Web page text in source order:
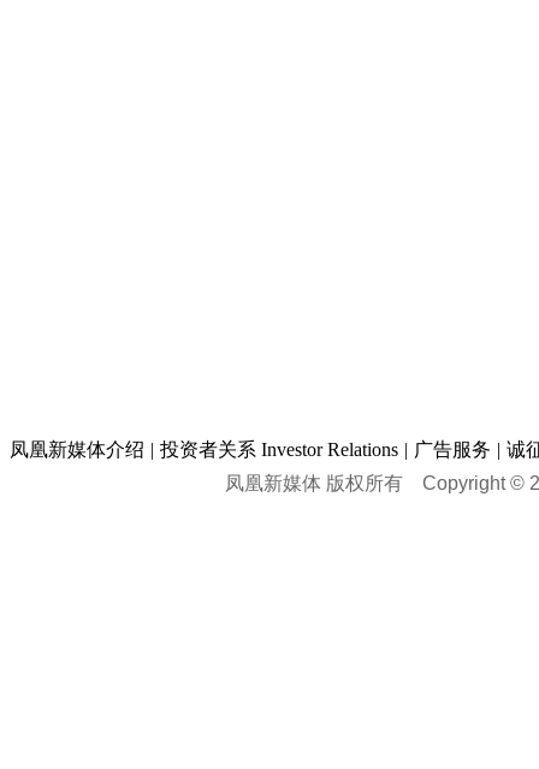
凤凰新媒体介绍 | 投资者关系 Investor Relations | 广告服务 | 诚
凤凰新媒体 版权所有 Copyright ©